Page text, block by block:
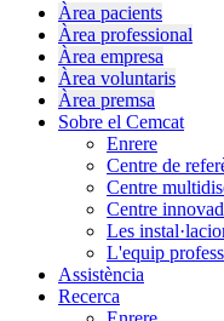
Àrea pacients
Àrea professional
Àrea empresa
Àrea voluntaris
Àrea premsa
Sobre el Cemcat
Enrere
Centre de
Centre
Centre
Les
L'equip
Assistència
Recerca